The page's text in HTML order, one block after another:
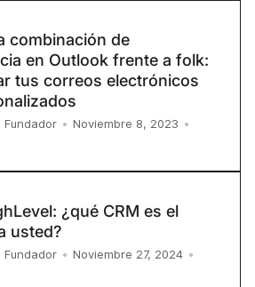
combinación de
en Outlook frente a folk:
tus correos electrónicos
Fundador • Noviembre 8, 2023 •
¿qué CRM es el
usted?
Fundador • Noviembre 27, 2024 •